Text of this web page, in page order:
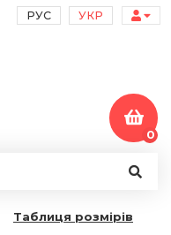
РУС УКР
0
Таблиця розмірів